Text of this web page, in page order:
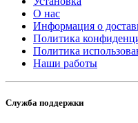
О нас
Информация о
Политика
Политика
Наши работы
Служба поддержки